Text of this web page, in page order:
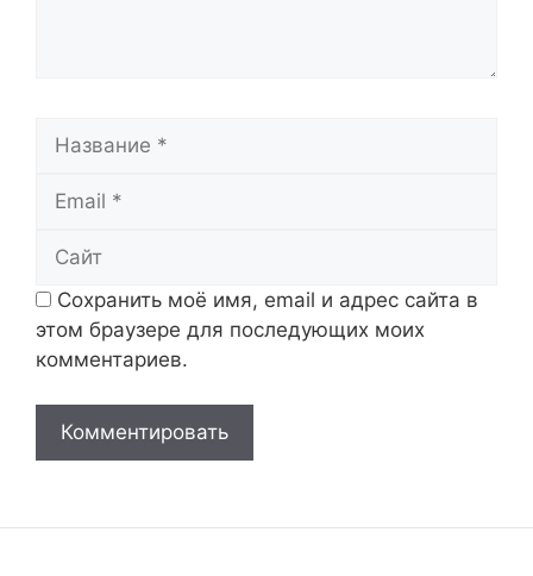
Сохранить моё имя, email и адрес сайта в
этом браузере для последующих моих
комментариев.